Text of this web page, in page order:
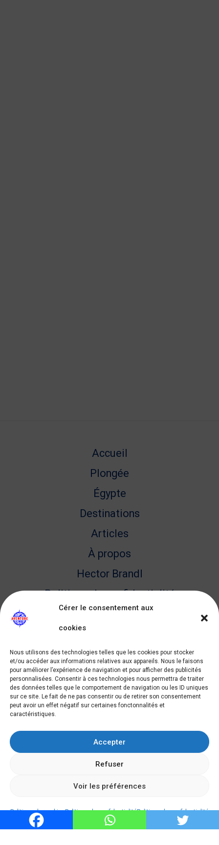
Cérer le consentement aux
cookies
Nous utilisons des technologies telles que les cookies pour stocker
et/ou accéder aux informations relatives aux appareils. Nous le faisons
pour améliorer l’expérience de navigation et pour afficher des publicités
personnalisées. Consentir à ces technologies nous permettra de traiter
des données telles que le comportement de navigation ou les ID uniques
sur ce site. Le fait de ne pas consentir ou de retirer son consentement
peut avoir un effet négatif sur certaines fonctonnalités et
caractéristiques.
Accepter
Refuser
Voir les préférences
Politique de cookiesPolitique de confidentialitéPolitique de confidentialité
Accueil
Plongée
Égypte
Destinations
Articles
À propos
Hector Brandl
Politique de confidentialité
Plan du site
Politique de cookies (UE)
Tous droits réservés